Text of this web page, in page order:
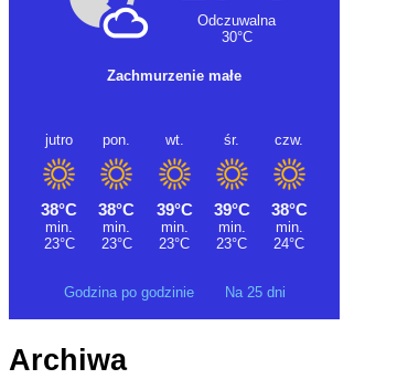
Godzina po godzinie Na 25 dni
Archiwa